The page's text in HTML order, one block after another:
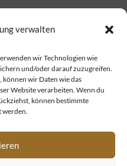
verwalten
wir Technologien wie
und/oder darauf zuzugreifen.
können wir Daten wie das
Website verarbeiten. Wenn du
können bestimmte
werden.
FINANZIERUNG
FIRMENGRÜNDUNG
SERVICE FÜR INVESTOREN